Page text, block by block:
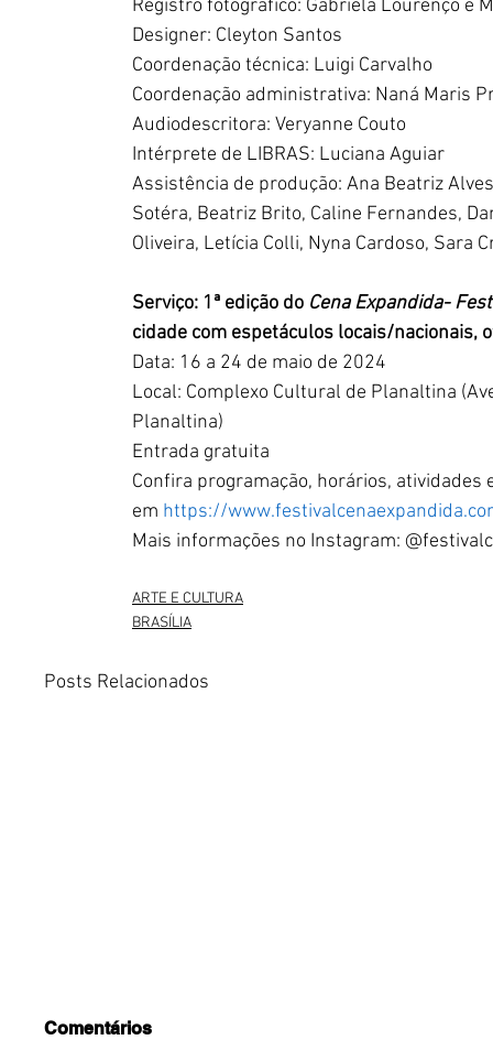
Registro fotográfico: Gabriela Lourenço e
Designer: Cleyton Santos
Coordenação técnica: Luigi Carvalho
Coordenação administrativa: Naná Maris
Audiodescritora: Veryanne Couto
Intérprete de LIBRAS: Luciana Aguiar
Assistência de produção: Ana Beatriz
Sotéra, Beatriz Brito, Caline Fernandes,
Oliveira, Letícia Colli, Nyna Cardoso, Sara
Serviço: 1ª edição do Cena Expandida-
cidade com espetáculos locais/nacionais,
Data: 16 a 24 de maio de 2024
Local: Complexo Cultural de Planaltina
Planaltina)
Entrada gratuita
Confira programação, horários,
em https://
Mais informações no Instagram:
ARTE E CULTURA
BRASÍLIA
Posts Relacionados
Comentários